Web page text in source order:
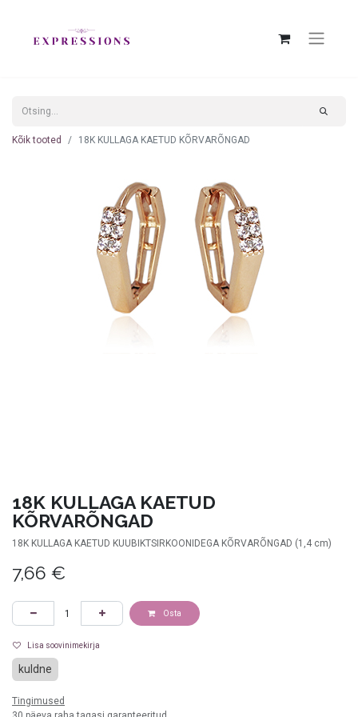
Kõik tooted 18K KULLAGA KAETUD KÕRVARÕNGAD
18K KULLAGA KAETUD
KÕRVARÕNGAD
18K KULLAGA KAETUD KUUBIKTSIRKOONIDEGA KÕRVARÕNGAD (1,4 cm)
7,66 €
Osta
Lisa soovinimekirja
kuldne
Tingimused